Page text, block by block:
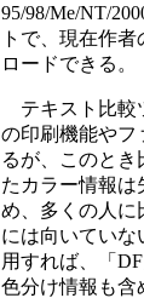
95/98/Me/NT/
トで、現在作
ロードできる。
テキスト比較
の印刷機能やフ
るが、このとき
たカラー情報は
め、多くの人に
には向いていな
用すれば、「
色分け情報も含